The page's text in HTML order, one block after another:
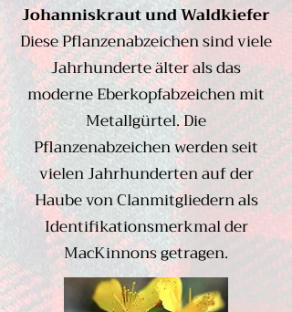
Johanniskraut und Waldkiefer
Diese Pflanzenabzeichen sind viele
Jahrhunderte älter als das
moderne Eberkopfabzeichen mit
Metallgürtel. Die
Pflanzenabzeichen werden seit
vielen Jahrhunderten auf der
Haube von Clanmitgliedern als
Identifikationsmerkmal der
MacKinnons getragen.